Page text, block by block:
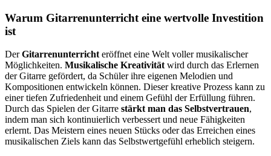
Warum Gitarrenunterricht eine wertvolle Investition
ist
DerGitarrenunterrichteröffnet eine Welt voller musikalischer
Möglichkeiten. Musikalische Kreativitätwird durch das Erlernen
der Gitarre gefördert, da Schüler ihre eigenen Melodien und
Kompositionen entwickeln können. Dieser kreative Prozess kann zu
einer tiefen Zufriedenheit und einem Gefühl der Erfüllung führen.
Durch das Spielen der Gitarre stärkt man das Selbstvertrauen,
indem man sich kontinuierlich verbessert und neue Fähigkeiten
erlernt. Das Meistern eines neuen Stücks oder das Erreichen eines
musikalischen Ziels kann das Selbstwertgefühl erheblich steigern.